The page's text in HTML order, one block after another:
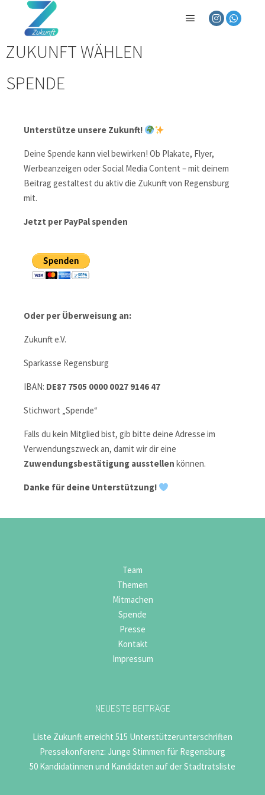
ZUKUNFT WÄHLEN
SPENDE
Unterstütze unsere Zukunft!
Deine Spende kann viel bewirken! Ob Plakate, Flyer,
Werbeanzeigen oder Social Media Content – mit deinem
Beitrag gestaltest du aktiv die Zukunft von Regensburg
mit.
Jetzt per PayPal spenden
Oder per Überweisung an:
Zukunft e.V.
Sparkasse Regensburg
IBAN: DE87 7505 0000 0027 9146 47
Stichwort „Spende“
Falls du kein Mitglied bist, gib bitte deine Adresse im
Verwendungszweck an, damit wir dir eine
Zuwendungsbestätigung ausstellen können.
Danke für deine Unterstützung!
Team
Themen
Mitmachen
Spende
Presse
Kontakt
Impressum
NEUESTE BEITRÄGE
Liste Zukunft erreicht 515 Unterstützerunterschriften
Pressekonferenz: Junge Stimmen für Regensburg
50 Kandidatinnen und Kandidaten auf der Stadtratsliste